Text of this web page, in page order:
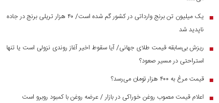
■
یک میلیون تن برنج وارداتی در کشور گم شده است/ ۴۰ هزار تریلی برنج در جاده
ناپدید شد
■
ریزش بی‌سابقه قیمت طلای جهانی/ آیا سقوط اخیر آغاز روندی نزولی است یا تنها
استراحتی در مسیر صعود؟
■ قیمت مرغ به ۴۰۰ هزار تومان می‌رسد؟
■ اعلام قیمت مصوب روغن خوراکی در بازار / عرضه روغن با کمبود روبرو است